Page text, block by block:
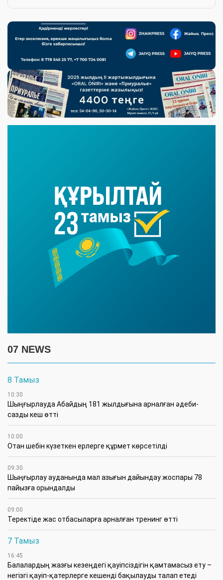
07 NEWS
8 Тамыз
10:30
Шыңғырлауда Абайдың 181 жылдығына арналған әдеби-
сазды кеш өтті
10:00
Отан шебін күзеткен ерлерге құрмет көрсетілді
09:30
​Шыңғырлау ауданында мал азығын дайындау жоспары 78
пайызға орындалды
09:00
​Теректіде жас отбасыларға арналған тренинг өтті
7 Тамыз
16:45
Балалардың жазғы кезеңдегі қауіпсіздігін қамтамасыз ету –
негізгі қауіп-қатерлерге кешенді бақылауды талап етеді